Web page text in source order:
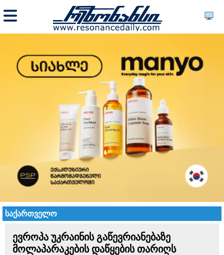
საქართველო
ევროპა უკრაინის გაწევრიანებაზე
მოლაპარაკების დაწყების თარიღს